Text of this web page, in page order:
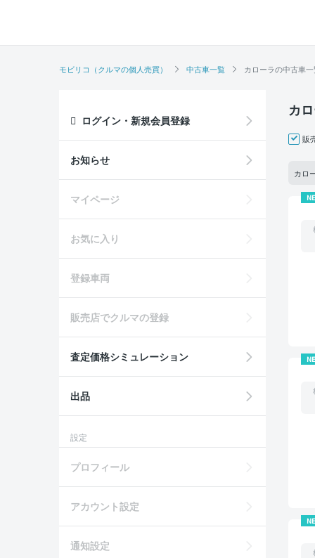
モビリコ（クルマの個人売買） 中古車一覧 カローラの中古車
カ
販
カロ
ログイン・新規会員登録
お知らせ
マイページ
お気に入り
登録車両
販売店でクルマの登録
査定価格シミュレーション
出品
設定
プロフィール
アカウント設定
通知設定